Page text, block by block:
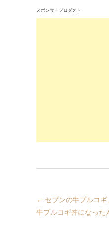
スポンサープロダクト
← セブンの牛プルコ
牛プルコギ丼になった